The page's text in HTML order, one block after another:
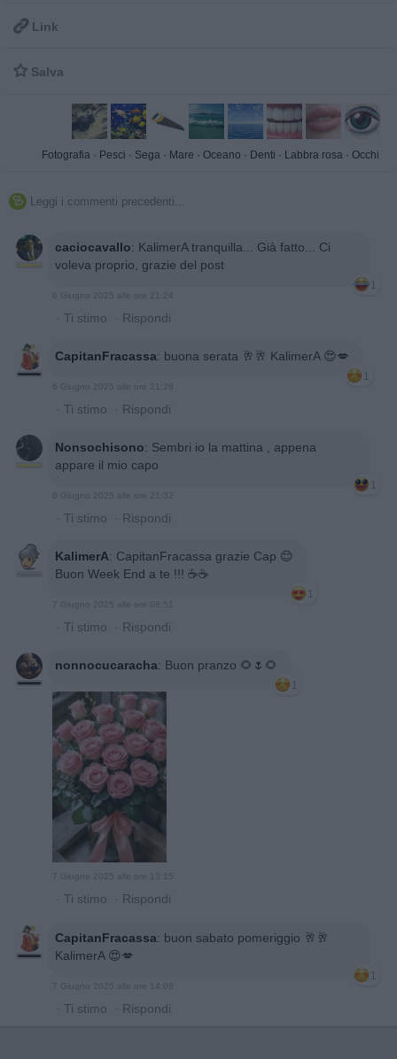
 Link
 Salva
Fotografia · Pesci · Sega · Mare · Oceano · Denti · Labbra rosa · Occhi
 Leggi i commenti precedenti...
caciocavallo: KalimerA tranquilla... Già fatto... Ci
voleva proprio, grazie del post
1
6 Giugno 2025 alle ore 21:24
· Ti stimo · Rispondi
CapitanFracassa: buona serata 🥂🥂 KalimerA 😍💋
1
6 Giugno 2025 alle ore 21:28
· Ti stimo · Rispondi
Nonsochisono: Sembri io la mattina , appena
appare il mio capo
1
6 Giugno 2025 alle ore 21:32
· Ti stimo · Rispondi
KalimerA: CapitanFracassa grazie Cap 😊
Buon Week End a te !!! ☕️☕️
1
7 Giugno 2025 alle ore 08:51
· Ti stimo · Rispondi
nonnocucaracha: Buon pranzo 🌻🌷🌻
1
7 Giugno 2025 alle ore 13:15
· Ti stimo · Rispondi
CapitanFracassa: buon sabato pomeriggio 🥂🥂
KalimerA 😍💋
1
7 Giugno 2025 alle ore 14:08
· Ti stimo · Rispondi